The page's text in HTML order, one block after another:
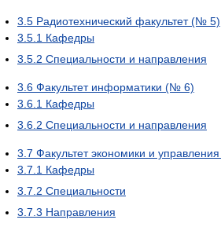
3.5 Радиотехнический факультет (№ 5)
3.5.1 Кафедры
3.5.2 Специальности и направления
3.6 Факультет информатики (№ 6)
3.6.1 Кафедры
3.6.2 Специальности и направления
3.7 Факультет экономики и
3.7.1 Кафедры
3.7.2 Специальности
3.7.3 Направления